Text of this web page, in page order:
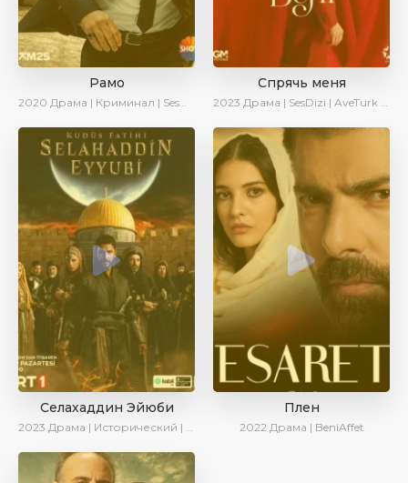
Рамо
2020 Драма | Криминал | SesDizi | Ирина Котова
Спрячь меня
2023 Драма | SesDizi | AveTurk | AlisaDirilis | Сериалы 2023
Селахаддин Эйюби
2023 Драма | Исторический | Сериалы 2023
Плен
2022 Драма | BeniAffet